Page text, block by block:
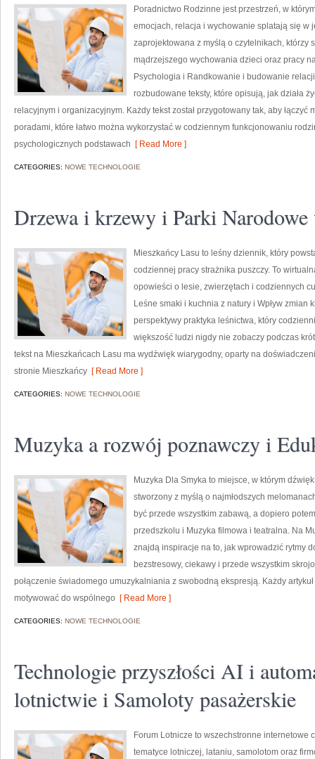
Poradnictwo Rodzinne jest przestrzeń, w
emocjach, relacja i wychowanie splatają się w
zaprojektowana z myślą o czytelnikach,
mądrzejszego wychowania dzieci oraz pracy
Psychologia i Randkowanie i budowanie
rozbudowane teksty, które opisują, jak działa
relacyjnym i organizacyjnym. Każdy tekst został przygotowany tak, aby łączyć
poradami, które łatwo można wykorzystać w codziennym funkcjonowaniu
psychologicznych podstawach [ Read More ]
CATEGORIES: NOWE TECHNOLOGIE
Drzewa i krzewy i Parki
Mieszkańcy Lasu to leśny dziennik, który
codziennej pracy strażnika puszczy. To
opowieści o lesie, zwierzętach i codziennych
Leśne smaki i kuchnia z natury i Wpływ zmian
perspektywy praktyka leśnictwa, który
większość ludzi nigdy nie zobaczy podczas
tekst na Mieszkańcach Lasu ma wydźwięk wiarygodny, oparty na
stronie Mieszkańcy [ Read More ]
CATEGORIES: NOWE TECHNOLOGIE
Muzyka a rozwój poznawczy i
Muzyka Dla Smyka to miejsce, w którym
stworzony z myślą o najmłodszych
być przede wszystkim zabawą, a dopiero
przedszkolu i Muzyka filmowa i teatralna. Na
znajdą inspiracje na to, jak wprowadzić rytmy
bezstresowy, ciekawy i przede wszystkim
połączenie świadomego umuzykalniania z swobodną ekspresją. Każdy
motywować do wspólnego [ Read More ]
CATEGORIES: NOWE TECHNOLOGIE
Technologie przyszłości AI i
lotnictwie i Samoloty pasażerskie
Forum Lotnicze to wszechstronne internetowe
tematyce lotniczej, lataniu, samolotom oraz